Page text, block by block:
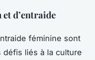
et d’entraide
féminine sont
liés à la culture